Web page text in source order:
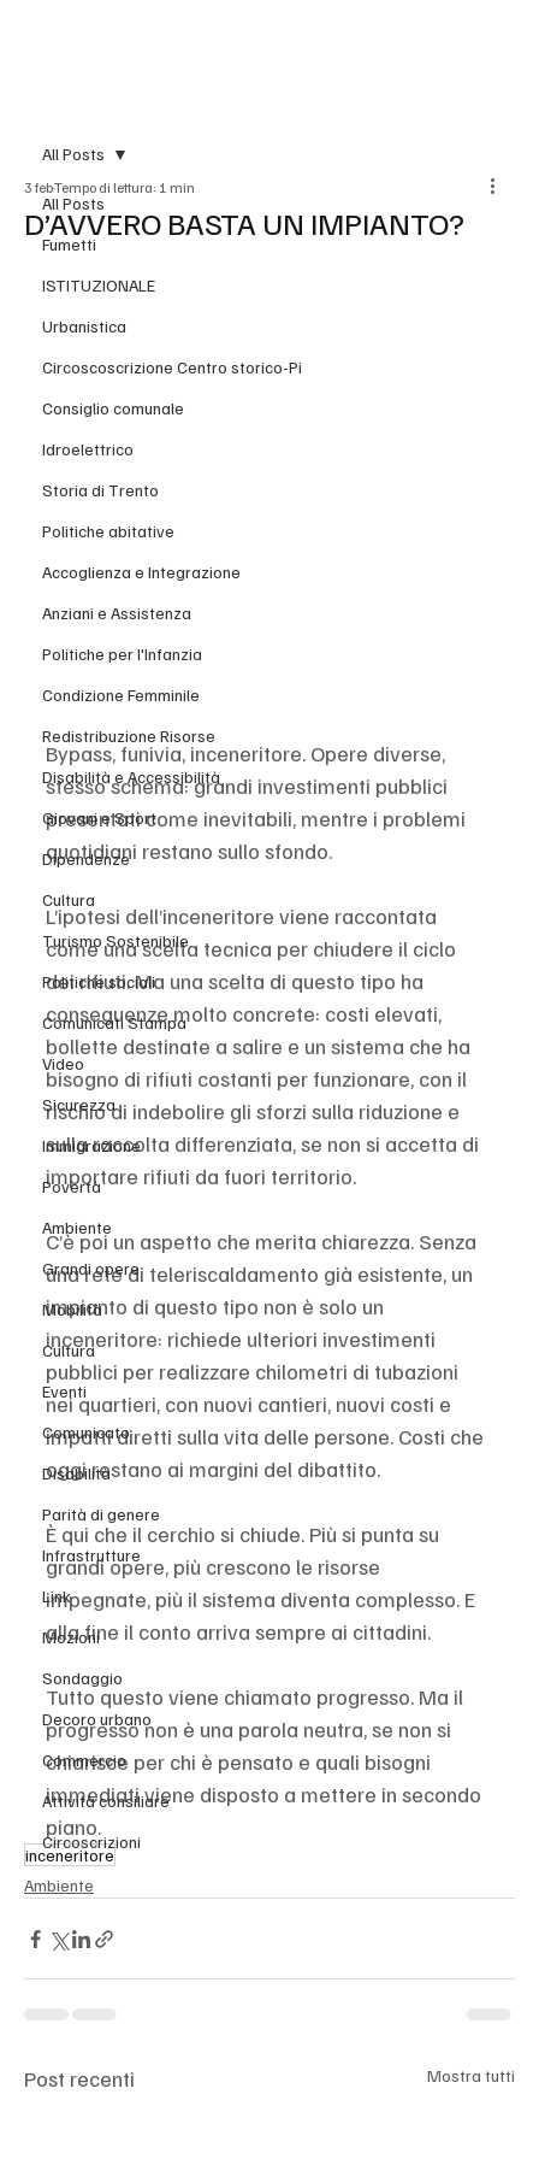
All Posts
Fumetti
ISTITUZIONALE
Urbanistica
Circoscoscrizione Centro storico-Pi
Consiglio comunale
Idroelettrico
Storia di Trento
Politiche abitative
Accoglienza e Integrazione
Anziani e Assistenza
Politiche per l'Infanzia
Condizione Femminile
Redistribuzione Risorse
Disabilità e Accessibilità
Giovani e Sport
Dipendenze
Cultura
Turismo Sostenibile
Politiche sociali
Comunicati Stampa
Video
Sicurezza
Immigrazione
Povertà
Ambiente
Grandi opere
Mobilità
Cultura
Eventi
Comunicato
Disabilità
Parità di genere
Infrastrutture
Link
Mozioni
Sondaggio
Decoro urbano
Commercio
Attività consiliare
Circoscrizioni
All Posts
D’AVVERO BASTA UN IMPIANTO?
3 febTempo di lettura: 1 min
Bypass, funivia, inceneritore. Opere diverse,
stesso schema: grandi investimenti pubblici
presentati come inevitabili, mentre i problemi
quotidiani restano sullo sfondo.
L’ipotesi dell’inceneritore viene raccontata
come una scelta tecnica per chiudere il ciclo
dei rifiuti. Ma una scelta di questo tipo ha
conseguenze molto concrete: costi elevati,
bollette destinate a salire e un sistema che ha
bisogno di rifiuti costanti per funzionare, con il
rischio di indebolire gli sforzi sulla riduzione e
sulla raccolta differenziata, se non si accetta di
importare rifiuti da fuori territorio.
C’è poi un aspetto che merita chiarezza. Senza
una rete di teleriscaldamento già esistente, un
impianto di questo tipo non è solo un
inceneritore: richiede ulteriori investimenti
pubblici per realizzare chilometri di tubazioni
nei quartieri, con nuovi cantieri, nuovi costi e
impatti diretti sulla vita delle persone. Costi che
oggi restano ai margini del dibattito.
È qui che il cerchio si chiude. Più si punta su
grandi opere, più crescono le risorse
impegnate, più il sistema diventa complesso. E
alla fine il conto arriva sempre ai cittadini.
Tutto questo viene chiamato progresso. Ma il
progresso non è una parola neutra, se non si
chiarisce per chi è pensato e quali bisogni
immediati viene disposto a mettere in secondo
piano.
inceneritore
Ambiente
Post recenti Mostra tutti